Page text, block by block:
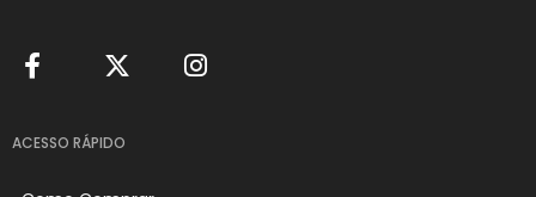
ACESSO RÁPIDO